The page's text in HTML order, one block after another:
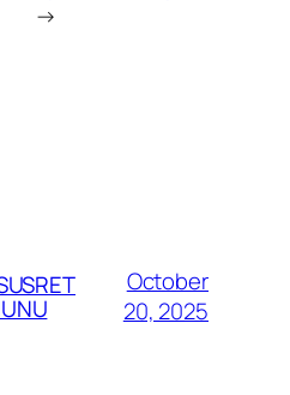
→
October
20, 2025